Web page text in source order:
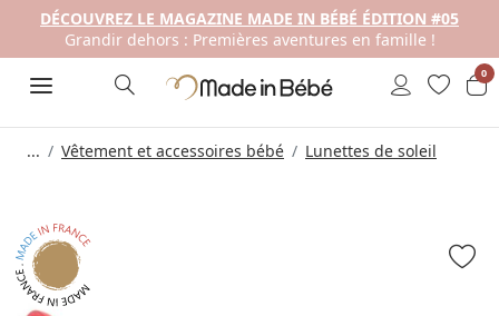
DÉCOUVREZ LE MAGAZINE MADE IN BÉBÉ ÉDITION #05
Grandir dehors : Premières aventures en famille !
0
... Vêtement et accessoires bébé Lunettes de soleil